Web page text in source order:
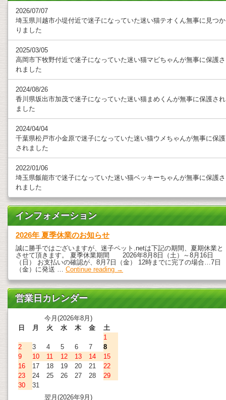
2026/07/07
埼玉県川越市小堤付近で迷子になっていた迷い猫テオくん無事に見つか
りました
2025/03/05
高岡市下牧野付近で迷子になっていた迷い猫マビちゃんが無事に保護さ
れました
2024/08/26
香川県坂出市加茂で迷子になっていた迷い猫まめくんが無事に保護され
ました
2024/04/04
千葉県松戸市小金原で迷子になっていた迷い猫ウメちゃんが無事に保護
されました
2022/01/06
埼玉県飯能市で迷子になっていた迷い猫ベッキーちゃんが無事に保護さ
れました
インフォメーション
2026年 夏季休業のお知らせ
誠に勝手ではございますが、迷子ペット.netは下記の期間、夏期休業と
させて頂きます。 夏季休業期間 2026年8月8日（土）～8月16日
（日） お支払いの確認が、8月7日（金） 12時までに完了の場合…7日
（金）に発送 … Continue reading →
営業日カレンダー
今月(2026年8月)
日
月 火 水 木 金
土
1
2
3 4 5 6 7
8
9
10 11 12 13 14
15
16
17 18 19 20 21
22
23
24 25 26 27 28
29
30
31
翌月(2026年9月)